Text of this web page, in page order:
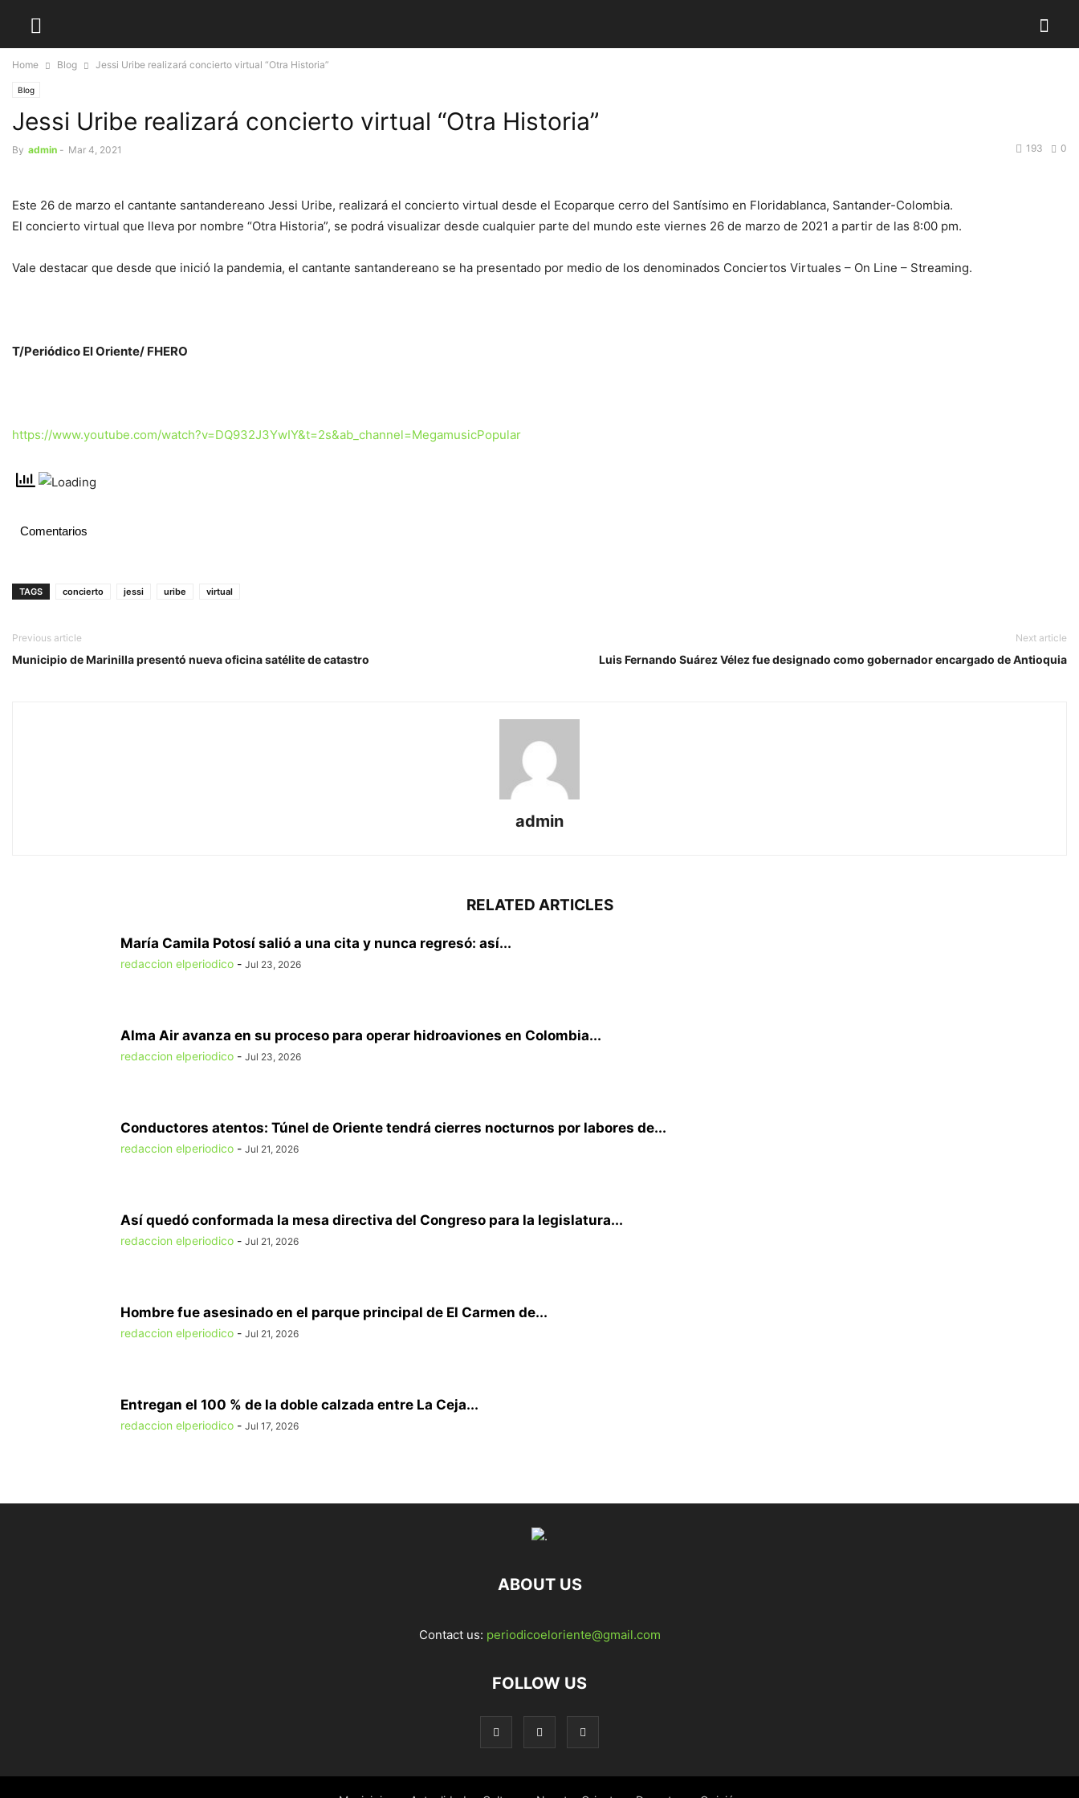
Home Blog Jessi Uribe realizará concierto virtual “Otra Historia”
Blog
Jessi Uribe realizará concierto virtual “Otra Historia”
By admin - Mar 4, 2021 0
193
Este 26 de marzo el cantante santandereano Jessi Uribe, realizará el concierto virtual desde el Ecoparque cerro del Santísimo en Floridablanca, Santander-Colombia.
El concierto virtual que lleva por nombre “Otra Historia”, se podrá visualizar desde cualquier parte del mundo este viernes 26 de marzo de 2021 a partir de las 8:00 pm.
Vale destacar que desde que inició la pandemia, el cantante santandereano se ha presentado por medio de los denominados Conciertos Virtuales – On Line – Streaming.
T/Periódico El Oriente/ FHERO
https://www.youtube.com/watch?v=DQ932J3YwIY&t=2s&ab_channel=MegamusicPopular
Comentarios
TAGS concierto jessi uribe virtual
Previous article
Municipio de Marinilla presentó nueva oficina satélite de catastro
Next article
Luis Fernando Suárez Vélez fue designado como gobernador encargado de Antioquia
admin
RELATED ARTICLES
María Camila Potosí salió a una cita y nunca regresó: así...
redaccion elperiodico - Jul 23, 2026
Alma Air avanza en su proceso para operar hidroaviones en Colombia...
redaccion elperiodico - Jul 23, 2026
Conductores atentos: Túnel de Oriente tendrá cierres nocturnos por labores de...
redaccion elperiodico - Jul 21, 2026
Así quedó conformada la mesa directiva del Congreso para la legislatura...
redaccion elperiodico - Jul 21, 2026
Hombre fue asesinado en el parque principal de El Carmen de...
redaccion elperiodico - Jul 21, 2026
Entregan el 100 % de la doble calzada entre La Ceja...
redaccion elperiodico - Jul 17, 2026
ABOUT US
Contact us: periodicoeloriente@gmail.com
FOLLOW US